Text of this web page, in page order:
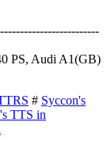
PS, Audi A1(GB)
# Syccon's
TTS in